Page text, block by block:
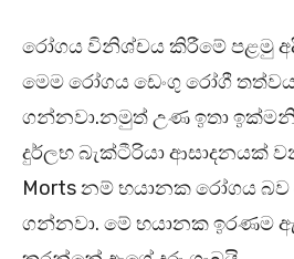
රෝගය විනිශ්චය කිරීමේ පළමු
මෙම රෝගය ඩෙංගු රෝගී
ගන්නවා.නමුත් උණ ඉතා
දුර්ලභ බැක්ටීරියා ආසාදනයක්
Morts නම් භයානක රෝගය
ගන්නවා. මේ භයානක ඉරණම